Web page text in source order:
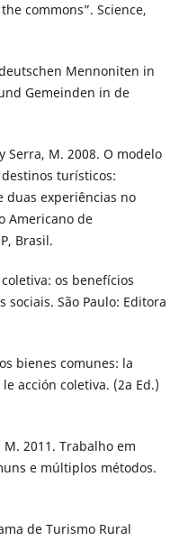
commons”. Science,
Mennoniten in
Gemeinden in de
Serra, M. 2008. O modelo
turísticos:
duas experiências no
Americano de
Brasil.
os benefícios
São Paulo: Editora
bienes comunes: la
acción coletiva. (2a Ed.)
M. 2011. Trabalho em
e múltiplos métodos.
de Turismo Rural